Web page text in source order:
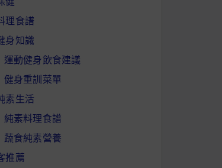
理食譜
身知識
運動健身飲食建議
健身重訓菜單
素生活
純素料理食譜
蔬食純素營養
推薦